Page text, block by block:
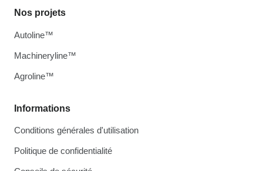
Informations
Conditions générales d'utilisation
Politique de confidentialité
Nos projets
Autoline™
Machineryline™
Agroline™